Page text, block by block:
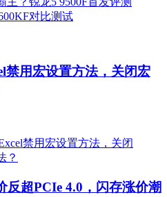
禁用宏设置方法，关闭宏
反超PCIe 4.0，闪存涨价潮